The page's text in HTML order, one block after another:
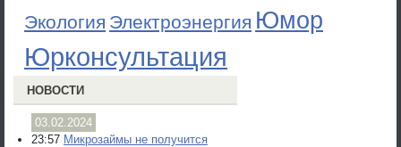
Экология Электроэнергия Юмор
Юрконсультация
НОВОСТИ
03.02.2024
23:57 Микрозаймы не получится